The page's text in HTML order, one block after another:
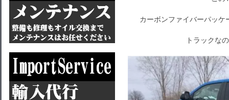
カーボンファイバーパッ
トラックな